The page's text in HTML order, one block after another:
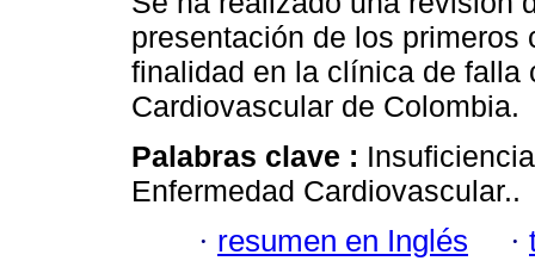
presentación de los
finalidad en la clínica de falla
Cardiovascular de Colombia.
Palabras clave :
Enfermedad Cardiovascular..
· resumen en Inglés ·